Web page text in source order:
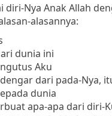
diri-Nya Anak Allah
alasannya:
dunia ini
Aku
dari pada-Nya,
dunia
apa-apa dari diri-